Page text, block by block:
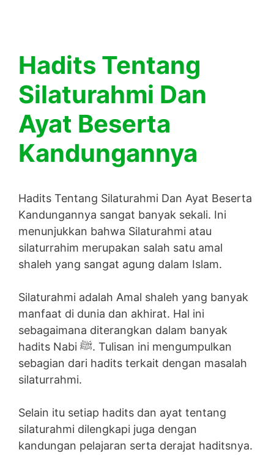
Hadits Tentang
Silaturahmi Dan
Ayat Beserta
Kandungannya
Hadits Tentang Silaturahmi Dan Ayat Beserta
Kandungannya sangat banyak sekali. Ini
menunjukkan bahwa Silaturahmi atau
silaturrahim merupakan salah satu amal
shaleh yang sangat agung dalam Islam.
Silaturahmi adalah Amal shaleh yang banyak
manfaat di dunia dan akhirat. Hal ini
sebagaimana diterangkan dalam banyak
hadits Nabi ﷺ. Tulisan ini mengumpulkan
sebagian dari hadits terkait dengan masalah
silaturrahmi.
Selain itu setiap hadits dan ayat tentang
silaturahmi dilengkapi juga dengan
kandungan pelajaran serta derajat haditsnya.